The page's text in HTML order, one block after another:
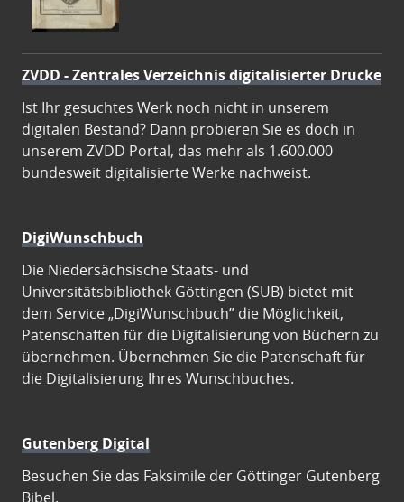
ZVDD - Zentrales Verzeichnis digitalisierter Drucke
Ist Ihr gesuchtes Werk noch nicht in unserem
digitalen Bestand? Dann probieren Sie es doch in
unserem ZVDD Portal, das mehr als 1.600.000
bundesweit digitalisierte Werke nachweist.
DigiWunschbuch
Die Niedersächsische Staats- und
Universitätsbibliothek Göttingen (SUB) bietet mit
dem Service „DigiWunschbuch” die Möglichkeit,
Patenschaften für die Digitalisierung von Büchern zu
übernehmen. Übernehmen Sie die Patenschaft für
die Digitalisierung Ihres Wunschbuches.
Gutenberg Digital
Besuchen Sie das Faksimile der Göttinger Gutenberg
Bibel.